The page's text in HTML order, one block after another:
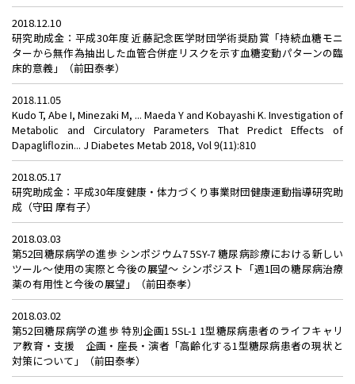
2018.12.10
研究助成金：平成30年度 近藤記念医学財団学術奨励賞「持続血糖モニ
ターから無作為抽出した血管合併症リスクを示す血糖変動パターンの臨
床的意義」（前田泰孝）
2018.11.05
Kudo T, Abe I, Minezaki M, ... Maeda Y and Kobayashi K. Investigation of
Metabolic and Circulatory Parameters That Predict Effects of
Dapagliflozin... J Diabetes Metab 2018, Vol 9(11):810
2018.05.17
研究助成金：平成30年度健康・体力づくり事業財団健康運動指導研究助
成（守田 摩有子）
2018.03.03
第52回糖尿病学の進歩 シンポジウム7 5SY-7 糖尿病診療における新しい
ツール～使用の実際と今後の展望～ シンポジスト「週1回の糖尿病治療
薬の有用性と今後の展望」（前田泰孝）
2018.03.02
第52回糖尿病学の進歩 特別企画1 5SL-1 1型糖尿病患者のライフキャリ
ア教育・支援 企画・座長・演者「高齢化する1型糖尿病患者の現状と
対策について」（前田泰孝）